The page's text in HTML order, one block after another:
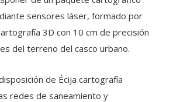
sensores láser, formado por
3D con 10 cm de precisión
del terreno del casco urbano.
de Écija cartografía
redes de saneamiento y